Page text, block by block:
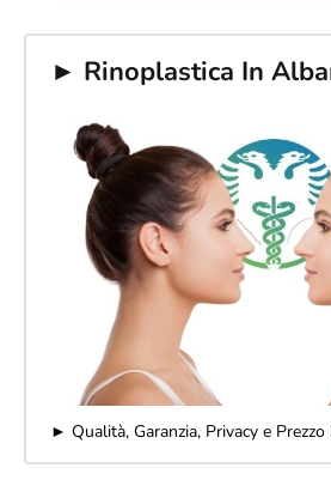
► Rinoplastica In
► Qualità, Garanzia, Privacy e